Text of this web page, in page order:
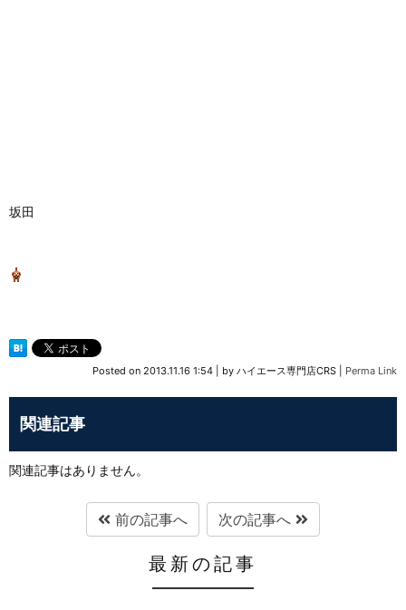
坂田
Posted on 2013.11.16 1:54 by ハイエース専門店CRS Perma Link
関連記事
関連記事はありません。
前の記事へ 次の記事へ
最新の記事